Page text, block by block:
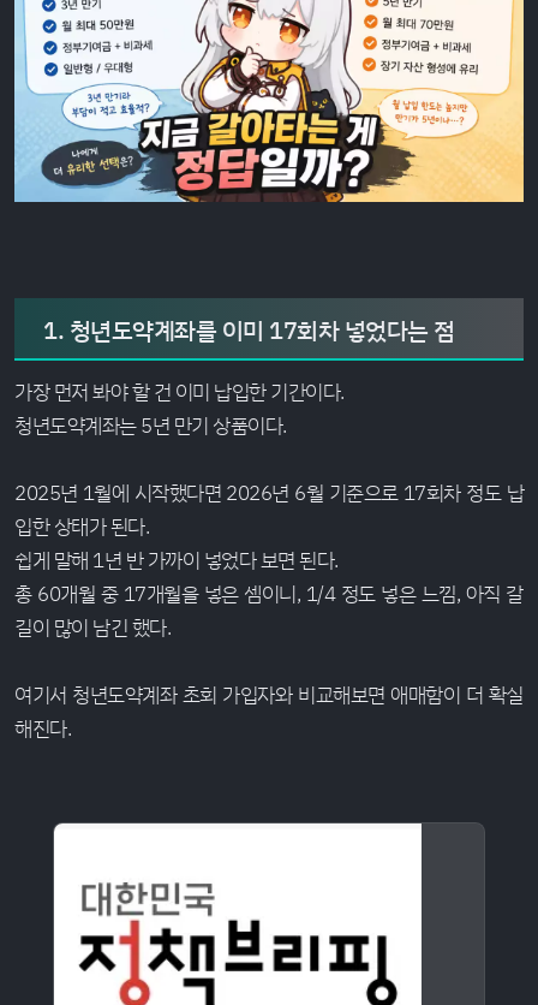
1. 청년도약계좌를 이미 17회차 넣었다는 점
가장 먼저 봐야 할 건 이미 납입한 기간이다.
청년도약계좌는 5년 만기 상품이다.
2025년 1월에 시작했다면 2026년 6월 기준으로 17회차 정도 납
입한 상태가 된다.
쉽게 말해 1년 반 가까이 넣었다 보면 된다.
총 60개월 중 17개월을 넣은 셈이니, 1/4 정도 넣은 느낌, 아직 갈
길이 많이 남긴 했다.
여기서 청년도약계좌 초회 가입자와 비교해보면 애매함이 더 확실
해진다.